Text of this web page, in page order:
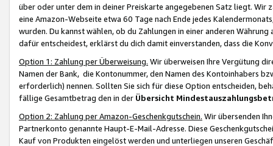
über oder unter dem in deiner Preiskarte angegebenen Satz liegt.
eine Amazon-Webseite etwa 60 Tage nach Ende jedes
wurden. Du kannst wählen, ob du Zahlungen in einer anderen
dafür entscheidest, erklärst du dich damit einverstanden, dass die
Option 1: Zahlung per Überweisung. Wir überweisen Ihre Vergütung
Namen der Bank, die Kontonummer, den Namen des Kontoinhabers
erforderlich) nennen. Sollten Sie sich für diese Option entscheiden,
fällige Gesamtbetrag den in der Übersicht
Option 2: Zahlung per Amazon-Geschenkgutschein. Wir übersenden
Partnerkonto genannte Haupt-E-Mail-Adresse. Diese
Kauf von Produkten eingelöst werden und unterliegen unseren